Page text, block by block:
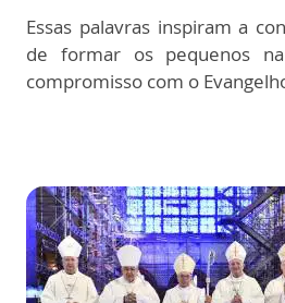
Essas palavras inspiram a
de formar os pequenos
compromisso com o